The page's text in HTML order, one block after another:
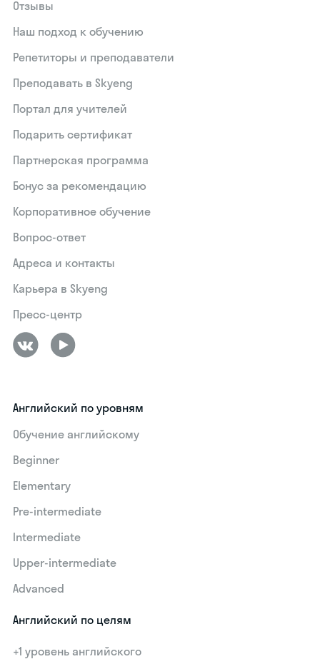
Отзывы
Наш подход к обучению
Репетиторы и преподаватели
Преподавать в Skyeng
Портал для учителей
Подарить сертификат
Партнерская программа
Бонус за рекомендацию
Корпоративное обучение
Вопрос-ответ
Адреса и контакты
Карьера в Skyeng
Пресс-центр
Английский по уровням
Обучение английскому
Beginner
Elementary
Pre-intermediate
Intermediate
Upper-intermediate
Advanced
Английский по целям
+1 уровень английского